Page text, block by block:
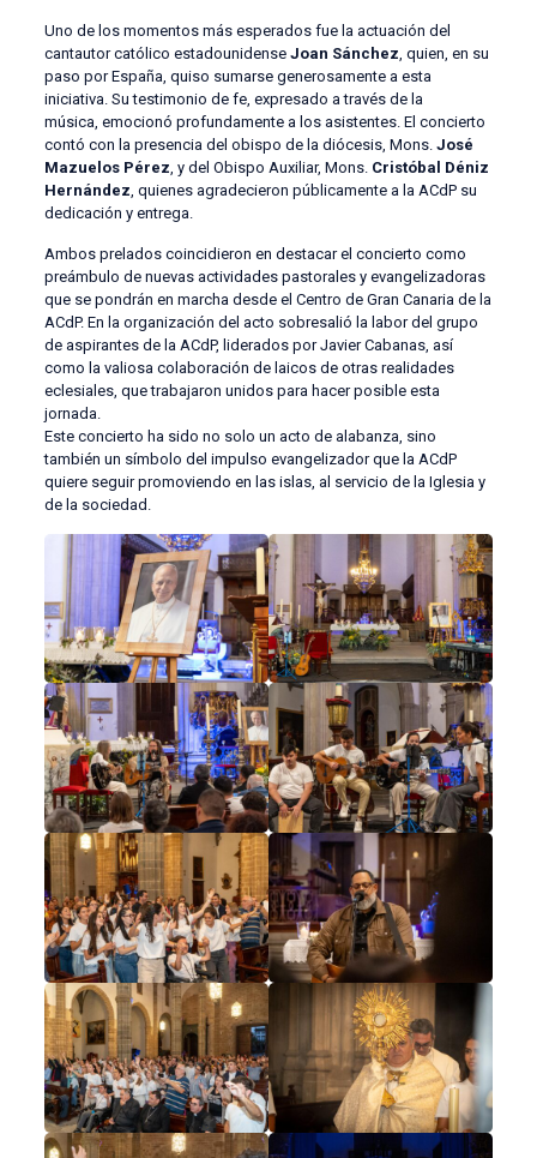
Uno de los momentos más esperados fue la actuación del
cantautor católico estadounidense Joan Sánchez , quien, en su
paso por España, quiso sumarse generosamente a esta
iniciativa. Su testimonio de fe, expresado a través de la
música, emocionó profundamente a los asistentes. El concierto
contó con la presencia del obispo de la diócesis, Mons. José
Mazuelos Pérez , y del Obispo Auxiliar, Mons. Cristóbal Déniz
Hernández , quienes agradecieron públicamente a la ACdP su
dedicación y entrega.
Ambos prelados coincidieron en destacar el concierto como
preámbulo de nuevas actividades pastorales y evangelizadoras
que se pondrán en marcha desde el Centro de Gran Canaria de la
ACdP. En la organización del acto sobresalió la labor del grupo
de aspirantes de la ACdP, liderados por Javier Cabanas, así
como la valiosa colaboración de laicos de otras realidades
eclesiales, que trabajaron unidos para hacer posible esta
jornada.
Este concierto ha sido no solo un acto de alabanza, sino
también un símbolo del impulso evangelizador que la ACdP
quiere seguir promoviendo en las islas, al servicio de la Iglesia y
de la sociedad.